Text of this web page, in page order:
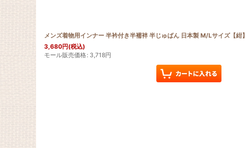
メンズ着物用インナー 半衿付き半襦袢 半じゅばん 日本製 M/Lサイズ【紺】
3,680円(税込)
モール販売価格: 3,718円